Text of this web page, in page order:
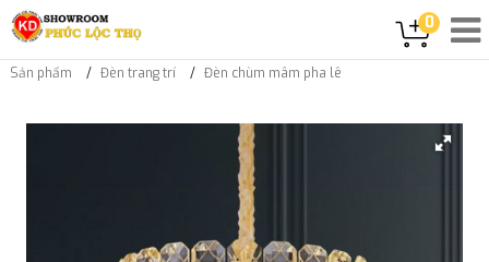
0
Sản phẩm Đèn trang trí Đèn chùm mâm pha lê